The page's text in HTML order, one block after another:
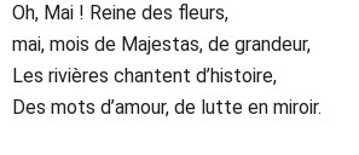
Oh, Mai ! Reine des fleurs,
mai, mois de Majestas, de grandeur,
Les rivières chantent d’histoire,
Des mots d’amour, de lutte en miroir.